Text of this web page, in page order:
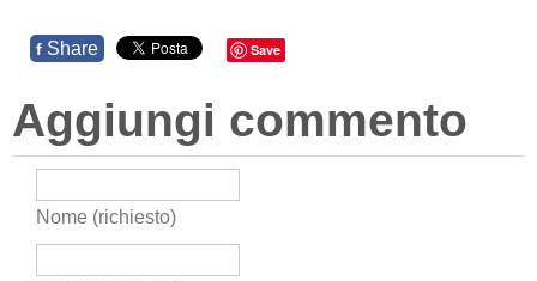
f Share Save
Aggiungi commento
Nome (richiesto)